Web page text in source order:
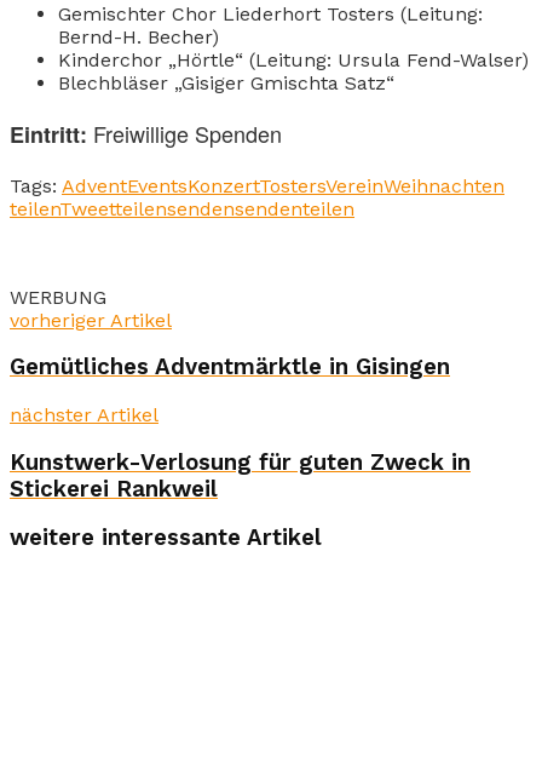
Gemischter Chor Liederhort Tosters (Leitung:
Bernd-H. Becher)
Kinderchor „Hörtle“ (Leitung: Ursula Fend-Walser)
Blechbläser „Gisiger Gmischta Satz“
Eintritt: Freiwillige Spenden
Tags: AdventEventsKonzertTostersVereinWeihnachten
teilenTweetteilensendensendenteilen
WERBUNG
vorheriger Artikel
Gemütliches Adventmärktle in Gisingen
nächster Artikel
Kunstwerk-Verlosung für guten Zweck in
Stickerei Rankweil
weitere interessante Artikel